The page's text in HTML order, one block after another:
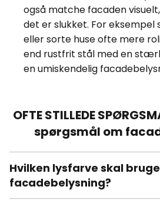
også matche facaden
det er slukket. For
eller sorte huse ofte mere
end rustfrit stål med en
en umiskendelig
OFTE STILLEDE
spørgsmål om
Hvilken lysfarve skal
facadebelysning?